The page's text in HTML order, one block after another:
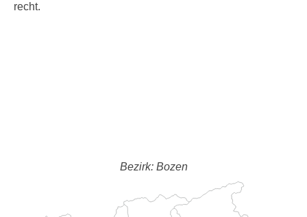
recht.
Bezirk: Bozen